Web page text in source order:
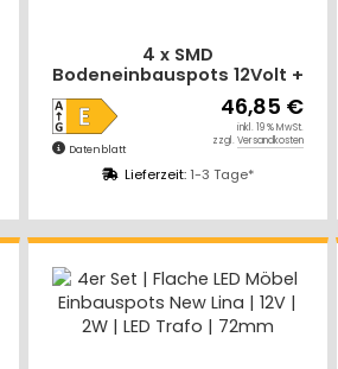
4 x SMD
Bodeneinbauspots 12Volt +
LED Rundtrafo. Für
Laminat, Parkett, Fliesen
usw. Begehbar - IP67.
Abwaschbar.
Lieferzeit:1-3 Tage*
Datenblatt
46,85 €
inkl. 19 % MwSt.
zzgl.Versandkosten